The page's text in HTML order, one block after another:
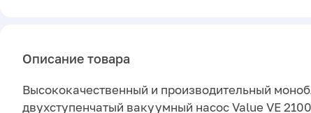
Описание товара
Высококачественный и производительный
двухступенчатый вакуумный насос Value VE